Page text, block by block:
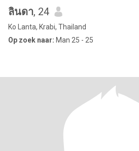
ลินดา, 24
Ko Lanta, Krabi, Thailand
Op zoek naar: Man 25 - 25